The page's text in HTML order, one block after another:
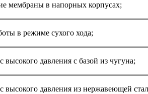
мембраны в напорных корпусах;
в режиме сухого хода;
давления с базой из чугуна;
высокого давления из нержавеющей